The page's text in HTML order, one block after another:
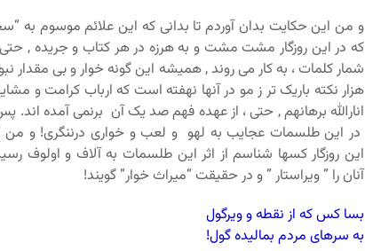
و من این حکایت بدان آوردم تا بدانی که این علائم موسوم به
که در این روزگار مشت مشت و به هرزه در هر کتاب و جریده ,
شمار کلمات ، به کار می روند , همیشه این گونه خوار و بی مقدار
هزار نکته باریک تر ز مو در آنها نهفته است که ارباب کرامت و
انارالله برهانهم , حتی ، از عهده فهم صد یک آن برنمی آمده اند. پس
در این طلسمات عجایب به لهو و لعب و خواری درننگری! و من
این روزگار کسها شناسم از اثر این طلسمات به آلاف و اولوف
آنان را ” ویراستار ” و در حقیقت “میراث خوار” گویند!
بسا کس که از نقطه و ویرگول
به سرهای مردم بمالیده گول!